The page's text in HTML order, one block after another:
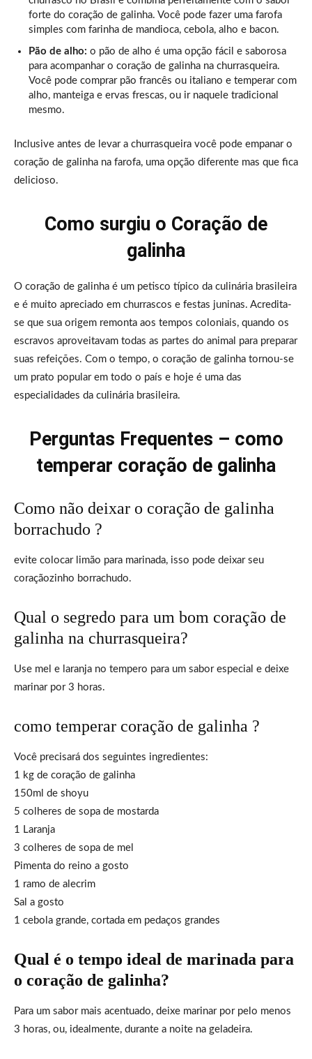
forte do coração de galinha. Você pode fazer uma farofa
simples com farinha de mandioca, cebola, alho e bacon.
Pão de alho: o pão de alho é uma opção fácil e saborosa
para acompanhar o coração de galinha na churrasqueira.
Você pode comprar pão francês ou italiano e temperar com
alho, manteiga e ervas frescas, ou ir naquele tradicional
mesmo.
Inclusive antes de levar a churrasqueira você pode empanar o
coração de galinha na farofa, uma opção diferente mas que fica
delicioso.
Como surgiu o Coração de
galinha
O coração de galinha é um petisco típico da culinária brasileira
e é muito apreciado em churrascos e festas juninas. Acredita-
se que sua origem remonta aos tempos coloniais, quando os
escravos aproveitavam todas as partes do animal para preparar
suas refeições. Com o tempo, o coração de galinha tornou-se
um prato popular em todo o país e hoje é uma das
especialidades da culinária brasileira.
Perguntas Frequentes – como
temperar coração de galinha
Como não deixar o coração de galinha
borrachudo ?
evite colocar limão para marinada, isso pode deixar seu
coraçãozinho borrachudo.
Qual o segredo para um bom coração de
galinha na churrasqueira?
Use mel e laranja no tempero para um sabor especial e deixe
marinar por 3 horas.
como temperar coração de galinha ?
Você precisará dos seguintes ingredientes:
1 kg de coração de galinha
150ml de shoyu
5 colheres de sopa de mostarda
1 Laranja
3 colheres de sopa de mel
Pimenta do reino a gosto
1 ramo de alecrim
Sal a gosto
1 cebola grande, cortada em pedaços grandes
Qual é o tempo ideal de marinada para
o coração de galinha?
Para um sabor mais acentuado, deixe marinar por pelo menos
3 horas, ou, idealmente, durante a noite na geladeira.